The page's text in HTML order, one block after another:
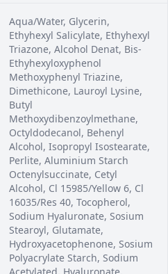
Aqua/Water, Glycerin,
Ethyhexyl Salicylate, Ethyhexyl
Triazone, Alcohol Denat, Bis-
Ethyhexyloxyphenol
Methoxyphenyl Triazine,
Dimethicone, Lauroyl Lysine,
Butyl
Methoxydibenzoylmethane,
Octyldodecanol, Behenyl
Alcohol, Isopropyl Isostearate,
Perlite, Aluminium Starch
Octenylsuccinate, Cetyl
Alcohol, Cl 15985/Yellow 6, Cl
16035/Res 40, Tocopherol,
Sodium Hyaluronate, Sosium
Stearoyl, Glutamate,
Hydroxyacetophenone, Sosium
Polyacrylate Starch, Sodium